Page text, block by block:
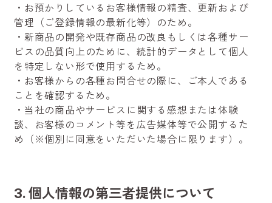
・お預かりしているお客様情報の精査、更新および
管理（ご登録情報の最新化等）のため。
・新商品の開発や既存商品の改良もしくは各種サー
ビスの品質向上のために、統計的データとして個人
を特定しない形で使用するため。
・お客様からの各種お問合せの際に、ご本人である
ことを確認するため。
・当社の商品やサービスに関する感想または体験
談、お客様のコメント等を広告媒体等で公開するた
め（※個別に同意をいただいた場合に限ります）。
3. 個人情報の第三者提供について